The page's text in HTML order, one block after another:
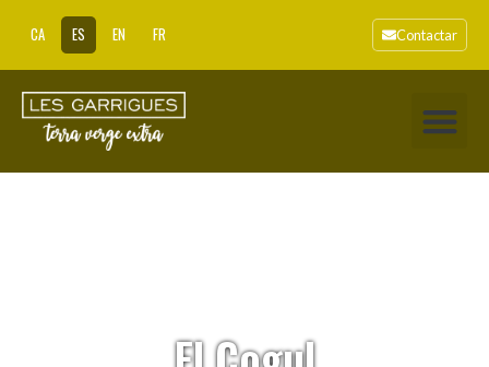
CA ES EN FR Contactar